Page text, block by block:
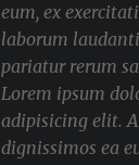
eum, ex
laborum
pariatur rerum
Lorem ipsum
adipisicing elit.
dignissimos ea